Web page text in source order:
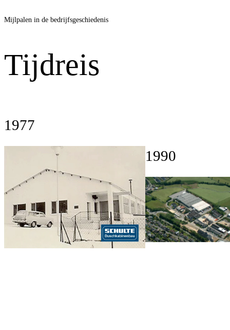
Mijlpalen in de bedrijfsgeschiedenis
Tijdreis
1977
1990